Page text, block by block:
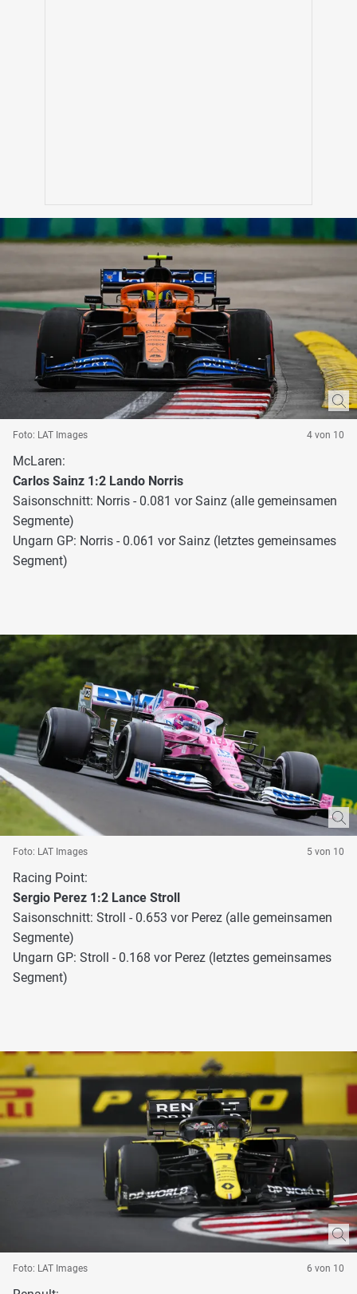
Foto: LAT Images 4 von 10
McLaren:
Carlos Sainz 1:2 Lando Norris
Saisonschnitt: Norris - 0.081 vor Sainz (alle gemeinsamen
Segmente)
Ungarn GP: Norris - 0.061 vor Sainz (letztes gemeinsames
Segment)
Foto: LAT Images 5 von 10
Racing Point:
Sergio Perez 1:2 Lance Stroll
Saisonschnitt: Stroll - 0.653 vor Perez (alle gemeinsamen
Segmente)
Ungarn GP: Stroll - 0.168 vor Perez (letztes gemeinsames
Segment)
Foto: LAT Images 6 von 10